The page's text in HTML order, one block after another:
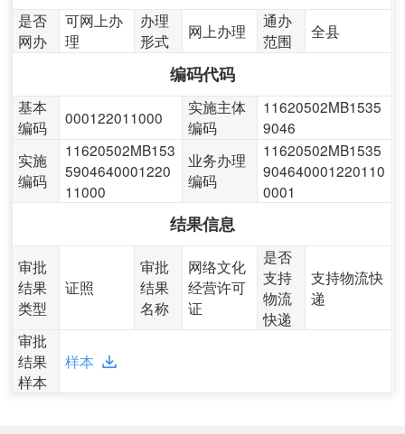
是否
网办
可网上办
理
办理
形式
网上办理
通办
范围
全县
编码代码
基本
编码
000122011000
实施主体
编码
11620502MB1535
9046
实施
编码
11620502MB153
5904640001220
11000
业务办理
编码
11620502MB1535
904640001220110
0001
结果信息
审批
结果
类型
证照
审批
结果
名称
网络文化
经营许可
证
是否
支持
物流
快递
支持物流快
递
审批
结果
样本
样本